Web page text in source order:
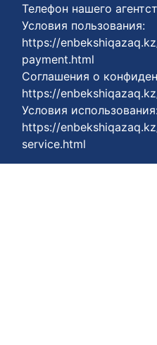
Телефон нашего
Условия пользования:
https://
payment.html
Соглашения о
https://
Условия
https://
service.html